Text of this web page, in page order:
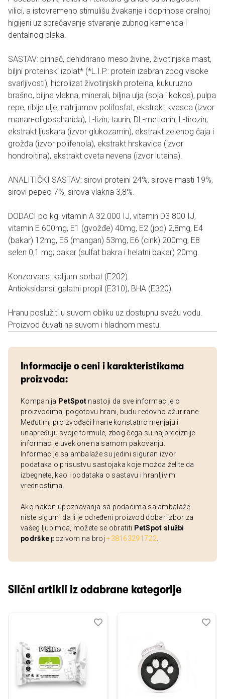
vilici, a istovremeno stimulišu žvakanje i doprinose oralnoj
higijeni uz sprečavanje stvaranje zubnog kamenca i
dentalnog plaka.
SASTAV: pirinač, dehidrirano meso živine, životinjska mast,
biljni proteinski izolat* (*L.I.P.: protein izabran zbog visoke
svarljivosti), hidrolizat životinjskih proteina, kukuruzno
brašno, biljna vlakna, minerali, biljna ulja (soja i kokos), pulpa
repe, riblje ulje, natrijumov polifosfat, ekstrakt kvasca (izvor
manan-oligosaharida), L-lizin, taurin, DL-metionin, L-tirozin,
ekstrakt ljuskara (izvor glukozamin), ekstrakt zelenog čaja i
grožđa (izvor polifenola), ekstrakt hrskavice (izvor
hondroitina), ekstrakt cveta nevena (izvor luteina).
ANALITIČKI SASTAV: sirovi proteini 24%, sirove masti 19%,
sirovi pepeo 7%, sirova vlakna 3,8%.
DODACI po kg: vitamin A 32.000 IJ, vitamin D3 800 IJ,
vitamin E 600mg, E1 (gvožđe) 40mg, E2 (jod) 2,8mg, E4
(bakar) 12mg, E5 (mangan) 53mg, E6 (cink) 200mg, E8
selen 0,1 mg; bakar (sulfat bakra i helatni bakar) 20mg.
Konzervans: kalijum sorbat (E202).
Antioksidansi: galatni propil (E310), BHA (E320).
Hranu poslužiti u suvom obliku uz dostupnu svežu vodu.
Proizvod čuvati na suvom i hladnom mestu.
Informacije o ceni i karakteristikama
proizvoda:
Kompanija PetSpot nastoji da sve informacije o
proizvodima, pogotovu hrani, budu redovno ažurirane.
Međutim, proizvođači hrane konstatno menjaju i
unapređuju svoje formule, zbog čega su najpreciznije
informacije uvek one na samom pakovanju.
Informacije sa ambalaže su jedini siguran izvor
podataka o prisustvu sastojaka koje možda želite da
izbegnete, kao i podataka o sastavu i hranljivim
vrednostima.
Ako nakon upoznavanja sa podacima sa ambalaže
niste sigurni da li je određeni proizvod dobar izbor za
vašeg ljubimca, možete se obratiti PetSpot službi
podrške pozivom na broj+38163291722
Slični artikli iz odabrane kategorije
Dodaj
Uporedi